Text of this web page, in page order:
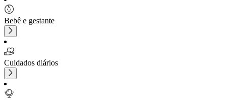
Bebê e gestante
Cuidados diários